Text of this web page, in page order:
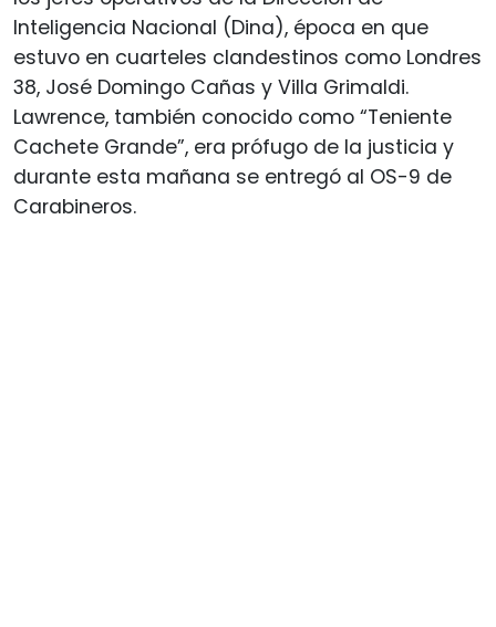
Inteligencia Nacional (Dina), época en que
estuvo en cuarteles clandestinos como Londres
38, José Domingo Cañas y Villa Grimaldi.
Lawrence, también conocido como “Teniente
Cachete Grande”, era prófugo de la justicia y
durante esta mañana se entregó al OS-9 de
Carabineros.